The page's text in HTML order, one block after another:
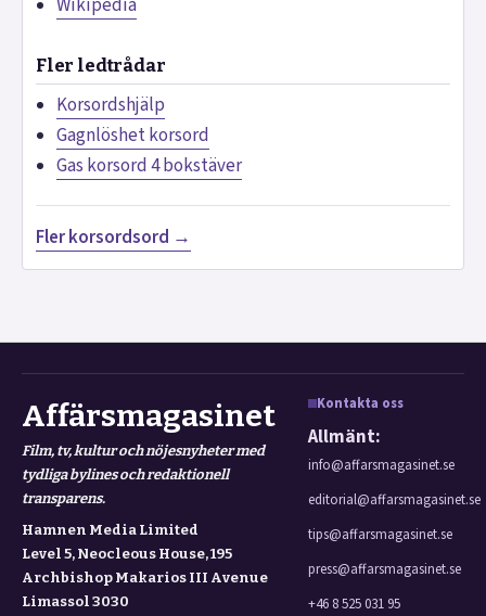
Wikipedia
Fler ledtrådar
Korsordshjälp
Gagnlöshet korsord
Gas korsord 4 bokstäver
Fler korsordsord →
Affärsmagasinet
Film, tv, kultur och nöjesnyheter med
tydliga bylines och redaktionell
transparens.
Hamnen Media Limited
Level 5, Neocleous House, 195
Archbishop Makarios III Avenue
Limassol 3030
Kontakta oss
Allmänt:
info@affarsmagasinet.se
editorial@affarsmagasinet.se
tips@affarsmagasinet.se
press@affarsmagasinet.se
+46 8 525 031 95